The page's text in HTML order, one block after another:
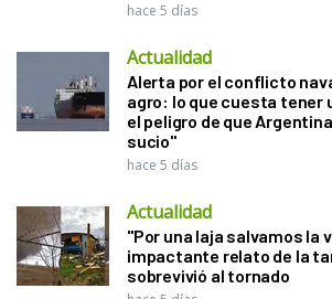
hace 5 días
Actualidad
Alerta por el conflicto
agro: lo que cuesta tener
el peligro de que
sucio"
hace 5 días
Actualidad
"Por una laja salvamos la
impactante relato de la
sobrevivió al tornado